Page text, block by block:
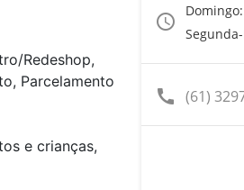
Redeshop,
Parcelamento
e crianças,
access_time
Domingo:
call (61)